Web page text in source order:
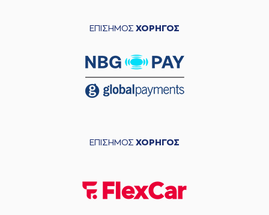
ΕΠΙΣΗΜΟΣ ΧΟΡΗΓΟΣ
ΕΠΙΣΗΜΟΣ ΧΟΡΗΓΟΣ